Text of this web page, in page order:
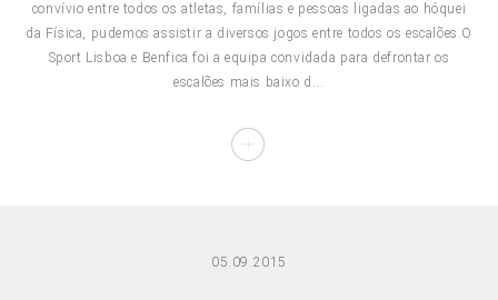
convívio entre todos os atletas, famílias e pessoas ligadas ao hóquei
da Física, pudemos assistir a diversos jogos entre todos os escalões.O
Sport Lisboa e Benfica foi a equipa convidada para defrontar os
escalões mais baixo d...
05.09.2015